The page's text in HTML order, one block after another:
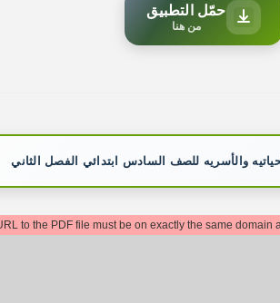
حمّل التطبيق
من هنا
والأسريه للصف السادس ابتدائي الفصل الثاني
to the PDF file must be on exactly the same domain